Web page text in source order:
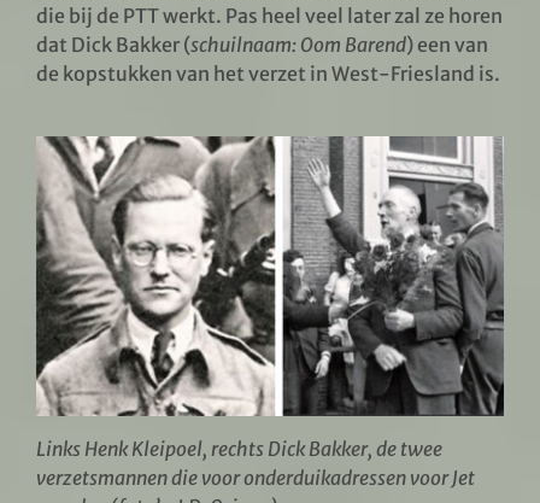
die bij de PTT werkt. Pas heel veel later zal ze horen
dat Dick Bakker (schuilnaam: Oom Barend) een van
de kopstukken van het verzet in West-Friesland is.
Links Henk Kleipoel, rechts Dick Bakker, de twee
verzetsmannen die voor onderduikadressen voor Jet